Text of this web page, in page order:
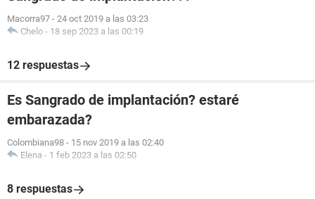
Macorra97 - 24 oct 2019 a las 03:23
Chelo - 18 sep 2023 a las 00:19
12 respuestas
Es Sangrado de implantación? estaré
embarazada?
Colombiana98 - 15 nov 2019 a las 02:40
Elena - 1 feb 2023 a las 02:50
8 respuestas